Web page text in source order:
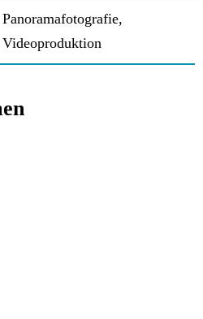
Panoramafotografie,
Videoproduktion